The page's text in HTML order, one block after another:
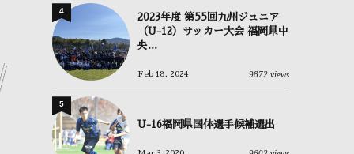
2023年度 第55回九州ジュニア
（U-12）サッカー大会 福岡県中
央...
Feb 18, 2024 9872 views
4
U-16福岡県国体選手候補選出
5